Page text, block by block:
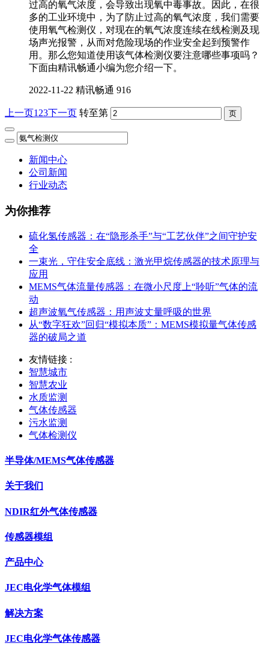
过高的氧气浓度，会导致出现氧中毒事故。因此，在很
多的工业环境中，为了防止过高的氧气浓度，我们需要
使用氧气检测仪，对现在的氧气浓度连续在线检测及现
场声光报警，从而对危险现场的作业安全起到预警作
用。那么您知道使用该气体检测仪要注意哪些事项吗？
下面由精讯畅通小编为您介绍一下。
2022-11-22 精讯畅通 916
上一页1 23下一页 转至第
新闻中心
公司新闻
行业动态
为你推荐
硫化氢传感器：在“隐形杀手”与“工艺伙伴”之间守护安
全
一束光，守住安全底线：激光甲烷传感器的技术原理与
应用
MEMS气体流量传感器：在微小尺度上“聆听”气体的流
动
超声波氧气传感器：用声波丈量呼吸的世界
从“数字狂欢”回归“模拟本质”：MEMS模拟量气体传感
器的破局之道
友情链接 :
智慧城市
智慧农业
水质监测
气体传感器
污水监测
气体检测仪
半导体/MEMS气体传感器
关于我们
NDIR红外气体传感器
传感器模组
产品中心
JEC电化学气体模组
解决方案
JEC电化学气体传感器